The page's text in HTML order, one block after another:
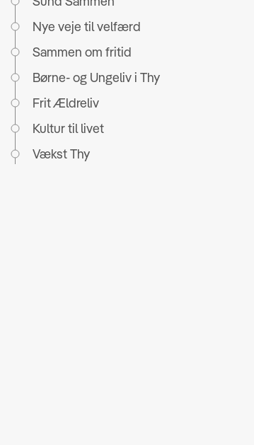
Nye veje til velfærd
Sammen om fritid
Børne- og Ungeliv i Thy
Frit Ældreliv
Kultur til livet
Vækst Thy